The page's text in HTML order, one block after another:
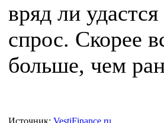
вряд ли
спрос. Скорее
больше, чем
Источник: VestiFinance.ru